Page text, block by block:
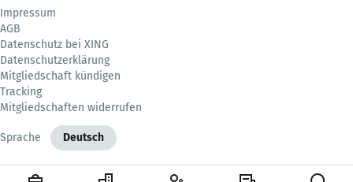
Impressum
AGB
Datenschutz bei XING
Datenschutzerklärung
Mitgliedschaft kündigen
Tracking
Mitgliedschaften widerrufen
Sprache Deutsch